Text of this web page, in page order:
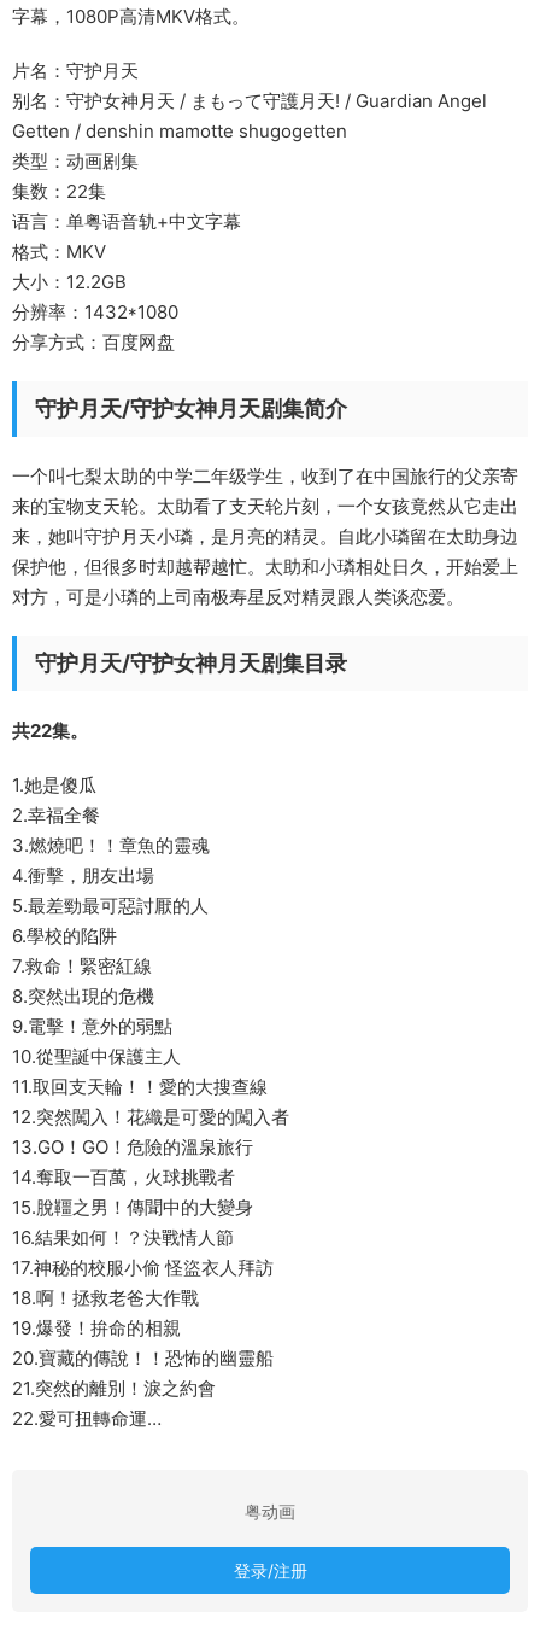
字幕，1080P高清MKV格式。
片名：守护月天
别名：守护女神月天 / まもって守護月天! / Guardian Angel
Getten / denshin mamotte shugogetten
类型：动画剧集
集数：22集
语言：单粤语音轨+中文字幕
格式：MKV
大小：12.2GB
分辨率：1432*1080
分享方式：百度网盘
守护月天/守护女神月天剧集简介
一个叫七梨太助的中学二年级学生，收到了在中国旅行的父亲寄
来的宝物支天轮。太助看了支天轮片刻，一个女孩竟然从它走出
来，她叫守护月天小璘，是月亮的精灵。自此小璘留在太助身边
保护他，但很多时却越帮越忙。太助和小璘相处日久，开始爱上
对方，可是小璘的上司南极寿星反对精灵跟人类谈恋爱。
守护月天/守护女神月天剧集目录
共22集。
1.她是傻瓜
2.幸福全餐
3.燃燒吧！！章魚的靈魂
4.衝擊，朋友出場
5.最差勁最可惡討厭的人
6.學校的陷阱
7.救命！緊密紅線
8.突然出現的危機
9.電擊！意外的弱點
10.從聖誕中保護主人
11.取回支天輪！！愛的大搜查線
12.突然闖入！花織是可愛的闖入者
13.GO！GO！危險的溫泉旅行
14.奪取一百萬，火球挑戰者
15.脫韁之男！傳聞中的大變身
16.結果如何！？決戰情人節
17.神秘的校服小偷 怪盜衣人拜訪
18.啊！拯救老爸大作戰
19.爆發！拚命的相親
20.寶藏的傳說！！恐怖的幽靈船
21.突然的離別！淚之約會
22.愛可扭轉命運…
粤动画
登录/注册